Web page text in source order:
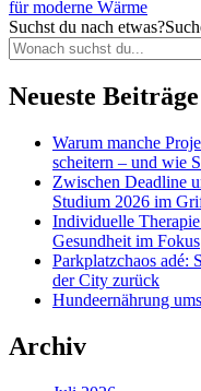
für moderne Wärme
Suchst du nach etwas?
Neueste Beiträge
Warum manche
scheitern – und wie
Zwischen Deadline
Studium 2026 im
Individuelle
Gesundheit im Fokus
Parkplatzchaos adé:
der City zurück
Hundeernährung
Archiv